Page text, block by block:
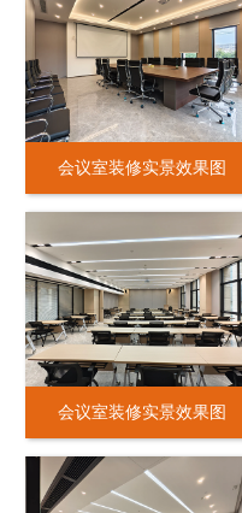
会议室装修实景效果图
会议室装修实景效果图